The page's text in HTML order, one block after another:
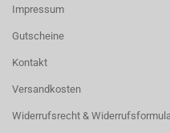
Impressum
Gutscheine
Kontakt
Versandkosten
Widerrufsrecht &